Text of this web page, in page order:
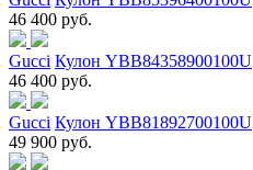
46 400 руб.
Gucci Кулон YBB84358900100U
46 400 руб.
Gucci Кулон YBB81892700100U
49 900 руб.